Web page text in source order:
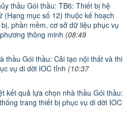
thầu Gói thầu: TB6: Thiết bị hệ
mục số 12) thuộc kế hoạch
phần mềm, cơ sở dữ liệu phục vụ
thông minh (08:49
thầu Gói thầu: Cải tạo nội thất và thi
vụ di dời IOC tỉnh (10:37
kết quả lựa chọn nhà thầu Gói thầu:
trang thiết bị phục vụ di dời IOC